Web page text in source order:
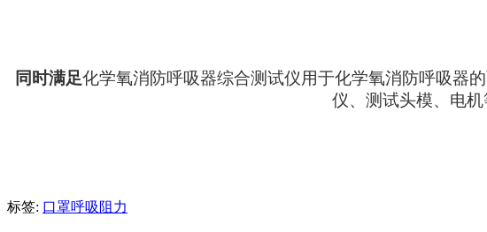
同时满足化学氧消防呼吸器综合测试仪用于化学氧消防呼吸器
仪、测试头模、电
标签: 口罩呼吸阻力